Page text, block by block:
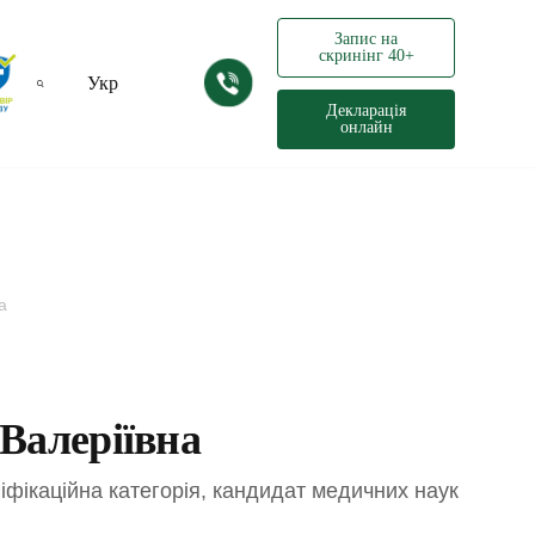
Укр
Запис на
скринінг 40+
Декларація
онлайн
категорія, кандидат медичних наук